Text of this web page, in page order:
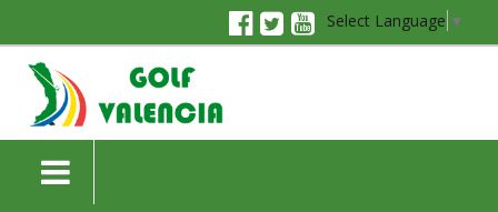
Select Language ▼